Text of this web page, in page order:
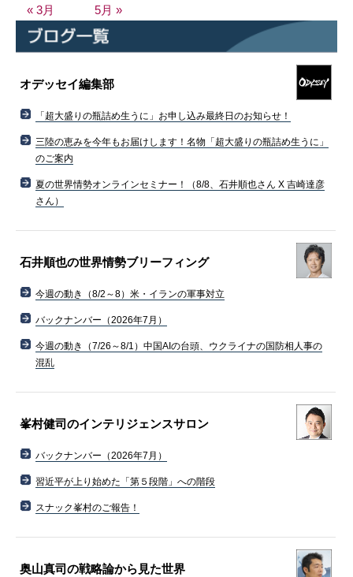
« 3月 5月 »
オデッセイ編集部
「超大盛りの瓶詰め生うに」お申し込み最終日のお知らせ！
三陸の恵みを今年もお届けします！名物「超大盛りの瓶詰め生うに」
のご案内
夏の世界情勢オンラインセミナー！（8/8、石井順也さん X 吉崎達彦
さん）
石井順也の世界情勢ブリーフィング
今週の動き（8/2～8）米・イランの軍事対立
バックナンバー（2026年7月）
今週の動き（7/26～8/1）中国AIの台頭、ウクライナの国防相人事の
混乱
峯村健司のインテリジェンスサロン
バックナンバー（2026年7月）
習近平が上り始めた「第５段階」への階段
スナック峯村のご報告！
奥山真司の戦略論から見た世界